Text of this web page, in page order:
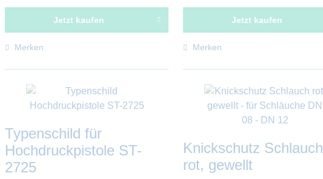
Jetzt kaufen
Merken
Jetzt kaufen
Merken
Typenschild für
Hochdruckpistole ST-
2725
Knickschutz Schlauch
rot, gewellt